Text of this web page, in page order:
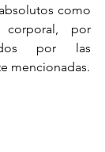
como
por
por las